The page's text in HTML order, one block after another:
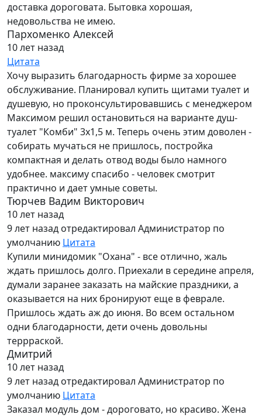
доставка дороговата. Бытовка хорошая,
недовольства не имею.
Пархоменко Алексей
10 лет назад
Цитата
Хочу выразить благодарность фирме за хорошее
обслуживание. Планировал купить щитами туалет и
душевую, но проконсультировавшись с менеджером
Максимом решил остановиться на варианте душ-
туалет "Комби" 3х1,5 м. Теперь очень этим доволен -
собирать мучаться не пришлось, постройка
компактная и делать отвод воды было намного
удобнее. максиму спасибо - человек смотрит
практично и дает умные советы.
Тюрчев Вадим Викторович
10 лет назад
9 лет назад отредактировал Администратор по
умолчанию Цитата
Купили минидомик "Охана" - все отлично, жаль
ждать пришлось долго. Приехали в середине апреля,
думали заранее заказать на майские праздники, а
оказывается на них бронируют еще в феврале.
Пришлось ждать аж до июня. Во всем остальном
одни благодарности, дети очень довольны
террраской.
Дмитрий
10 лет назад
9 лет назад отредактировал Администратор по
умолчанию Цитата
Заказал модуль дом - дороговато, но красиво. Жена